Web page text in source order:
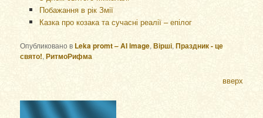
Побажання в рік Змії
Казка про козака та сучасні реалії – епілог
Опубликовано в Leka promt – AI image,Вірші,Праздник - це
свято!,РитмоРифма
вверх